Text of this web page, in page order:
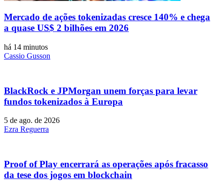
Mercado de ações tokenizadas cresce 140% e chega
a quase US$ 2 bilhões em 2026
há 14 minutos
Cassio Gusson
BlackRock e JPMorgan unem forças para levar
fundos tokenizados à Europa
5 de ago. de 2026
Ezra Reguerra
Proof of Play encerrará as operações após fracasso
da tese dos jogos em blockchain